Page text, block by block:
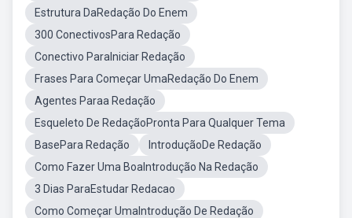
Estrutura DaRedação Do Enem
300 ConectivosPara Redação
Conectivo ParaIniciar Redação
Frases Para Começar UmaRedação Do Enem
Agentes Paraa Redação
Esqueleto De RedaçãoPronta Para Qualquer Tema
BasePara Redação
IntroduçãoDe Redação
Como Fazer Uma BoaIntrodução Na Redação
3 Dias ParaEstudar Redacao
Como Começar UmaIntrodução De Redação